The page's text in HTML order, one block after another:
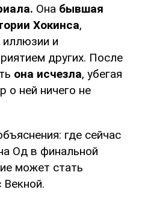
Она бывшая
Хокинса,
иллюзии и
других. После
она исчезла, убегая
о ней ничего не
где сейчас
Од в финальной
может стать